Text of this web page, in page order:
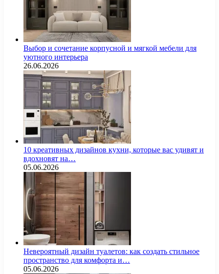
Выбор и сочетание корпусной и мягкой мебели для
уютного интерьера
26.06.2026
10 креативных дизайнов кухни, которые вас удивят и
вдохновят на…
05.06.2026
Невероятный дизайн туалетов: как создать стильное
пространство для комфорта и…
05.06.2026